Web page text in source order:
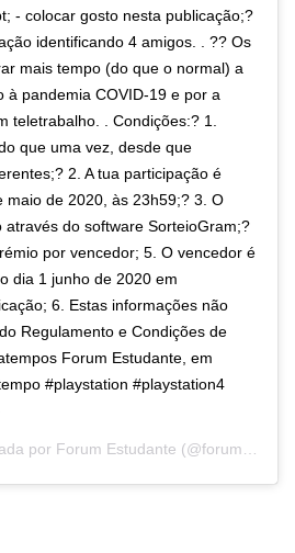
- colocar gosto nesta publicação;?
identificando 4 amigos. . ?? Os
mais tempo (do que o normal) a
à pandemia COVID-19 e por a
teletrabalho. . Condições:? 1.
que uma vez, desde que
2. A tua participação é
maio de 2020, às 23h59;? 3. O
do software SorteioGram;?
por vencedor; 5. O vencedor é
dia 1 junho de 2020 em
6. Estas informações não
Regulamento e Condições de
Forum Estudante, em
#playstation #playstation4
por Forum Estudante (@forumestudante) a